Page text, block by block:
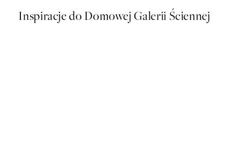
Inspiracje do Domowej Galerii Ściennej